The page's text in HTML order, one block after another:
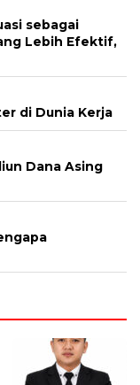
sebagai
Lebih Efektif,
di Dunia Kerja
Dana Asing